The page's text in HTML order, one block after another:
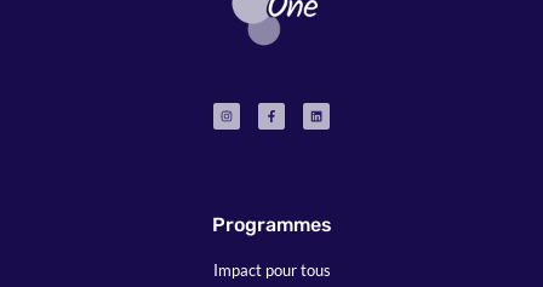
Programmes
Impact pour tous